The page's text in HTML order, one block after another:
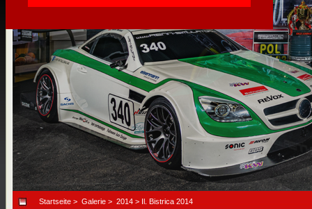
Startseite > Galerie > 2014 > Il. Bistrica 2014